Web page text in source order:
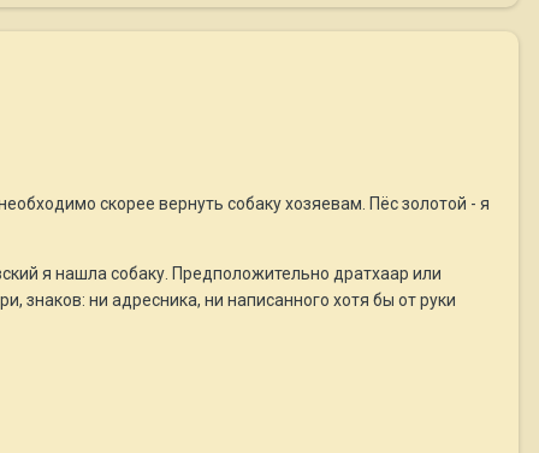
скорее вернуть собаку хозяевам. Пёс золотой - я
я нашла собаку. Предположительно дратхаар или
знаков: ни адресника, ни написанного хотя бы от руки